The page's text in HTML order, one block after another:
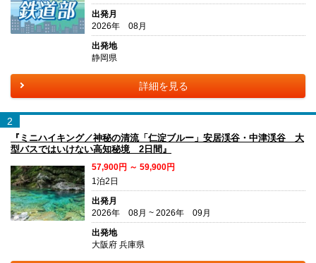
出発月
2026年 08月
出発地
静岡県
詳細を見る
2
『ミニハイキング／神秘の清流「仁淀ブルー」安居渓谷・中津渓谷 大
型バスではいけない高知秘境 2日間』
57,900円 ～ 59,900円
1泊2日
出発月
2026年 08月 ~ 2026年 09月
出発地
大阪府 兵庫県